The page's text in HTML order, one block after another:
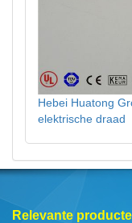
Hebei Huatong
elektrische draad
Relevante